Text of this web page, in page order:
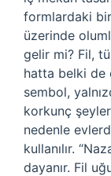
formlardaki
üzerinde
gelir mi? Fil,
hatta belki de
sembol,
korkunç
nedenle
kullanılır.
dayanır. Fil